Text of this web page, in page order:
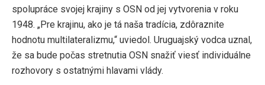
spolupráce svojej krajiny s OSN od jej vytvorenia v roku
1948. „Pre krajinu, ako je tá naša tradícia, zdôraznite
hodnotu multilateralizmu,“ uviedol. Uruguajský vodca uznal,
že sa bude počas stretnutia OSN snažiť viesť individuálne
rozhovory s ostatnými hlavami vlády.